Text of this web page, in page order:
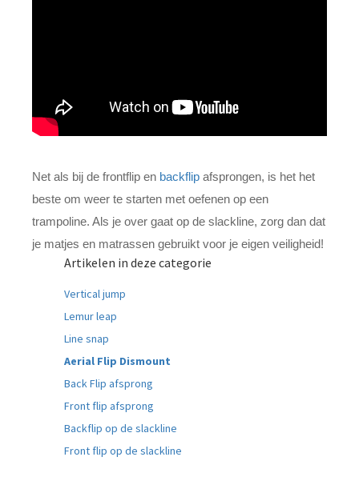
Net als bij de frontflip en backflip afsprongen, is het het
beste om weer te starten met oefenen op een
trampoline. Als je over gaat op de slackline, zorg dan dat
je matjes en matrassen gebruikt voor je eigen veiligheid!
Artikelen in deze categorie
Vertical jump
Lemur leap
Line snap
Aerial Flip Dismount
Back Flip afsprong
Front flip afsprong
Backflip op de slackline
Front flip op de slackline